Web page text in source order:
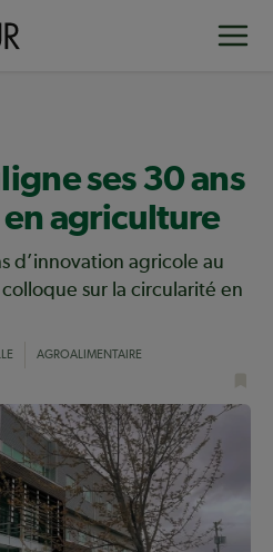
ses 30 ans
agriculture
d’innovation agricole au
sur la circularité en
AGROALIMENTAIRE